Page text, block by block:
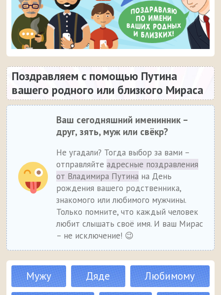
Поздравляем с помощью Путина
вашего родного или близкого Мираса
Ваш сегодняшний именинник –
друг, зять, муж или свёкр?
Не угадали? Тогда выбор за вами –
отправляйтеадресные поздравления
от Владимира Путина на День
рождения вашего родственника,
знакомого или любимого мужчины.
Только помните, что каждый человек
любит слышать своё имя. И ваш Мирас
– не исключение! 😉
Мужу Дяде
Любимому